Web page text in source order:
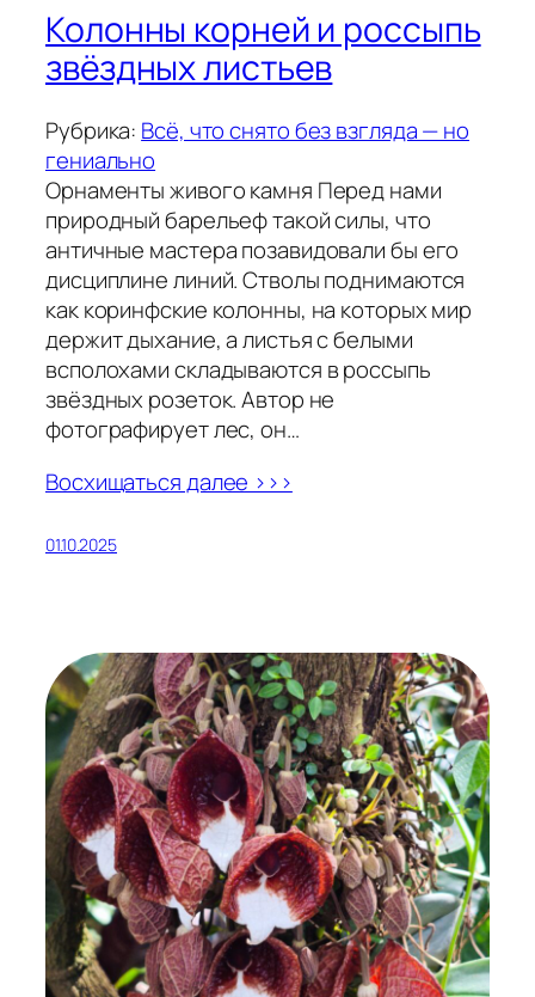
Колонны корней и россыпь
звёздных листьев
Рубрика: Всё, что снято без взгляда — но
гениально
Орнаменты живого камня Перед нами
природный барельеф такой силы, что
античные мастера позавидовали бы его
дисциплине линий. Стволы поднимаются
как коринфские колонны, на которых мир
держит дыхание, а листья с белыми
всполохами складываются в россыпь
звёздных розеток. Автор не
фотографирует лес, он…
Восхищаться далее >>>
01.10.2025